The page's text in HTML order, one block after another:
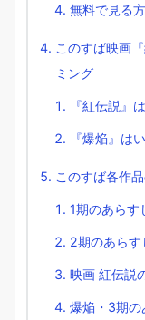
無料で見る
このすば映画
ミング
『紅伝説』
『爆焔』は
このすば各作
1期のあらす
2期のあらす
映画 紅伝説
爆焔・3期の